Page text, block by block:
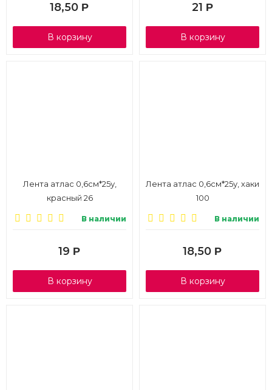
18,50 Р
В корзину
21 Р
В корзину
Лента атлас 0,6см*25у,
красный 26
В наличии
19 Р
В корзину
Лента атлас 0,6см*25у, хаки
100
В наличии
18,50 Р
В корзину